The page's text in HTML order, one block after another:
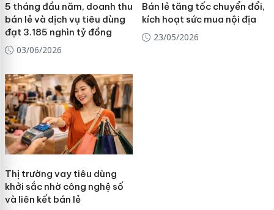
5 tháng đầu năm, doanh thu
bán lẻ và dịch vụ tiêu dùng
đạt 3.185 nghìn tỷ đồng
03/06/2026
Bán lẻ tăng tốc chuyển đổi,
kích hoạt sức mua nội địa
23/05/2026
Thị trường vay tiêu dùng
khởi sắc nhờ công nghệ số
và liên kết bán lẻ